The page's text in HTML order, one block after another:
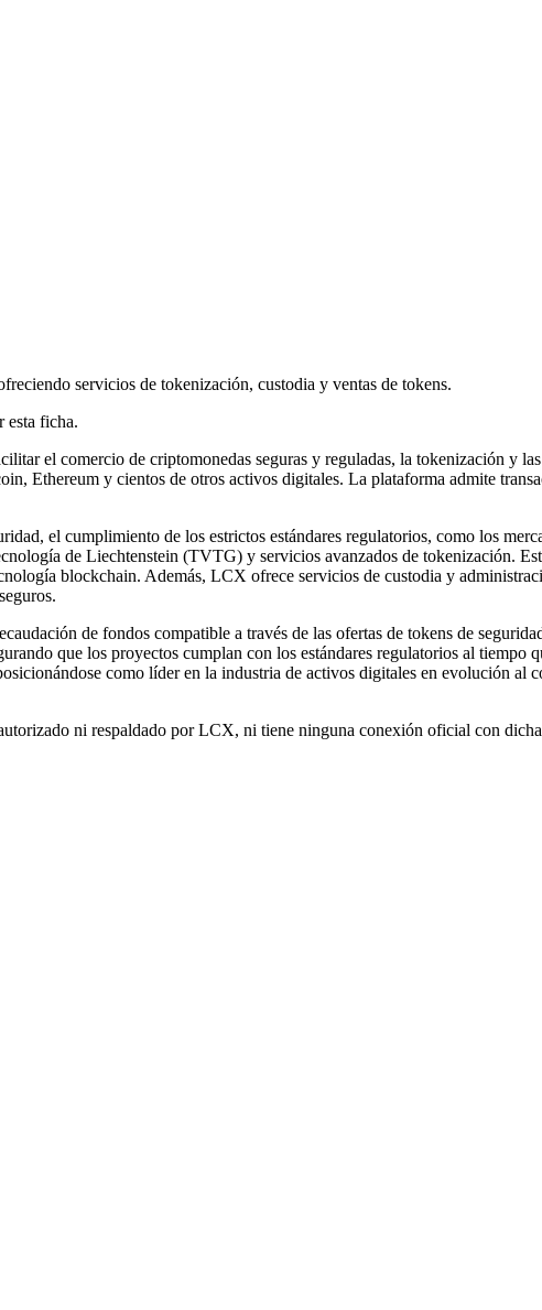
servicios de tokenización, custodia y ventas de tokens.
esta ficha.
el comercio de criptomonedas seguras y reguladas, la tokenización y
Ethereum y cientos de otros activos digitales. La plataforma admite
el cumplimiento de los estrictos estándares regulatorios, como los
de Liechtenstein (TVTG) y servicios avanzados de tokenización.
blockchain. Además, LCX ofrece servicios de custodia y
de fondos compatible a través de las ofertas de tokens de
que los proyectos cumplan con los estándares regulatorios al tiempo
como líder en la industria de activos digitales en evolución
ni respaldado por LCX, ni tiene ninguna conexión oficial con